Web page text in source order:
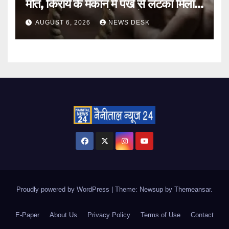
मौत, किराये के मकान में पंखे से लटका मिला
शव; पुलिस हर पहलू से जांच में जुटी
AUGUST 6, 2026 NEWS DESK
Proudly powered by WordPress | Theme: Newsup by Themeansar.
E-Paper About Us Privacy Policy Terms of Use Contact